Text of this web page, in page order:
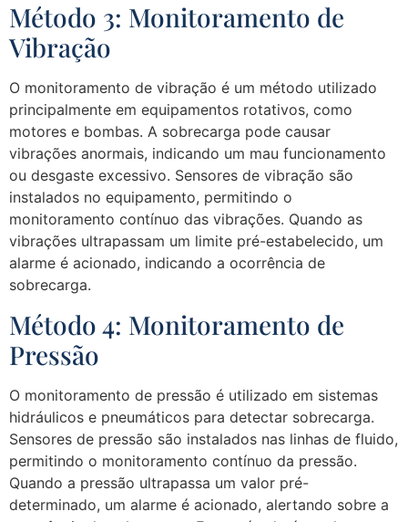
Método 3: Monitoramento de
Vibração
O monitoramento de vibração é um método utilizado
principalmente em equipamentos rotativos, como
motores e bombas. A sobrecarga pode causar
vibrações anormais, indicando um mau funcionamento
ou desgaste excessivo. Sensores de vibração são
instalados no equipamento, permitindo o
monitoramento contínuo das vibrações. Quando as
vibrações ultrapassam um limite pré-estabelecido, um
alarme é acionado, indicando a ocorrência de
sobrecarga.
Método 4: Monitoramento de
Pressão
O monitoramento de pressão é utilizado em sistemas
hidráulicos e pneumáticos para detectar sobrecarga.
Sensores de pressão são instalados nas linhas de fluido,
permitindo o monitoramento contínuo da pressão.
Quando a pressão ultrapassa um valor pré-
determinado, um alarme é acionado, alertando sobre a